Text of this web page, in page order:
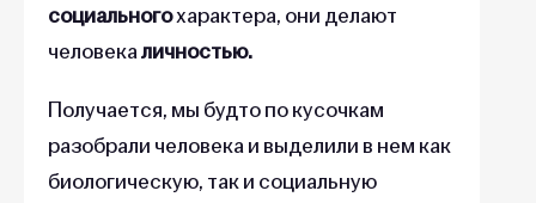
социальногохарактера, они делают
человекаличностью.
Получается, мы будто по кусочкам
разобрали человека и выделили в нем как
биологическую, так и социальную